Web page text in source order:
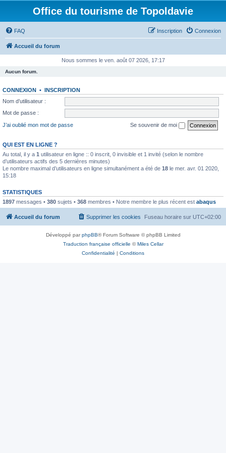
Office du tourisme de Topoldavie
FAQ Connexion
Inscription
Accueil du forum
Nous sommes le ven. août 07 2026, 17:17
Aucun forum.
CONNEXION • INSCRIPTION
Nom d’utilisateur :
Mot de passe :
J’ai oublié mon mot de passe
Se souvenir de moi
QUI EST EN LIGNE ?
Au total, il y a 1 utilisateur en ligne :: 0 inscrit, 0 invisible et 1 invité (selon le nombre
d’utilisateurs actifs des 5 dernières minutes)
Le nombre maximal d’utilisateurs en ligne simultanément a été de 18 le mer. avr. 01 2020,
15:18
STATISTIQUES
1897 messages • 380 sujets • 368 membres • Notre membre le plus récent est abaqus
Accueil du forum Fuseau horaire sur UTC+02:00
Supprimer les cookies
Développé parphpBB® Forum Software © phpBB Limited
Traduction française officielle ©Miles Cellar
Confidentialité | Conditions